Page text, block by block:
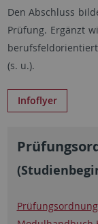
Den Abschluss
Prüfung. Ergänzt
(s. u.).
Infoflyer
Prüfungsordnung